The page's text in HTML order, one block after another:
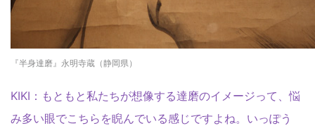
『半身達磨』永明寺蔵（静岡県）
KIKI：もともと私たちが想像する達磨のイメージって、悩
み多い眼でこちらを睨んでいる感じですよね。いっぽう